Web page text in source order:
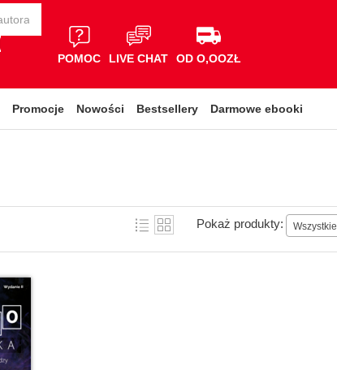
POMOC LIVE CHAT OD O,OOZŁ
Promocje Nowości Bestsellery Darmowe ebooki
Pokaż produkty: Wszystkie